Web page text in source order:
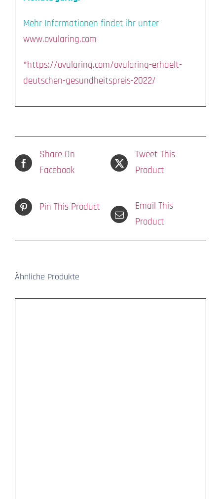
Mehr Informationen findet ihr unter
www.ovularing.com
*https://ovularing.com/ovularing-erhaelt-
deutschen-gesundheitspreis-2022/
Share On
Facebook
Tweet This
Product
Pin This Product
Email This
Product
Ähnliche Produkte